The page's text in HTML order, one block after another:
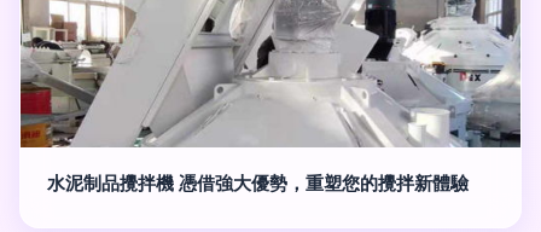
水泥制品攪拌機 憑借強大優勢，重塑您的攪拌新體驗